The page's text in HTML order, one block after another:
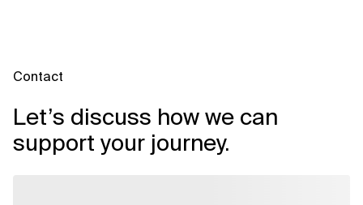
Contact
Let’s discuss how we can
support your journey.